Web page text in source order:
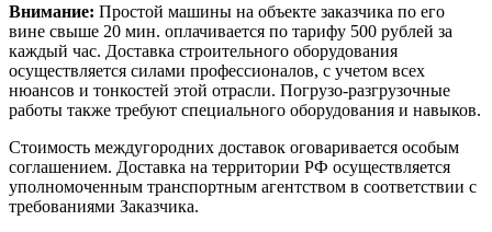
Внимание: Простой машины на объекте заказчика по его
вине свыше 20 мин. оплачивается по тарифу 500 рублей за
каждый час. Доставка строительного оборудования
осуществляется силами профессионалов, с учетом всех
нюансов и тонкостей этой отрасли. Погрузо-разгрузочные
работы также требуют специального оборудования и навыков.
Стоимость междугородних доставок оговаривается особым
соглашением. Доставка на территории РФ осуществляется
уполномоченным транспортным агентством в соответствии с
требованиями Заказчика.